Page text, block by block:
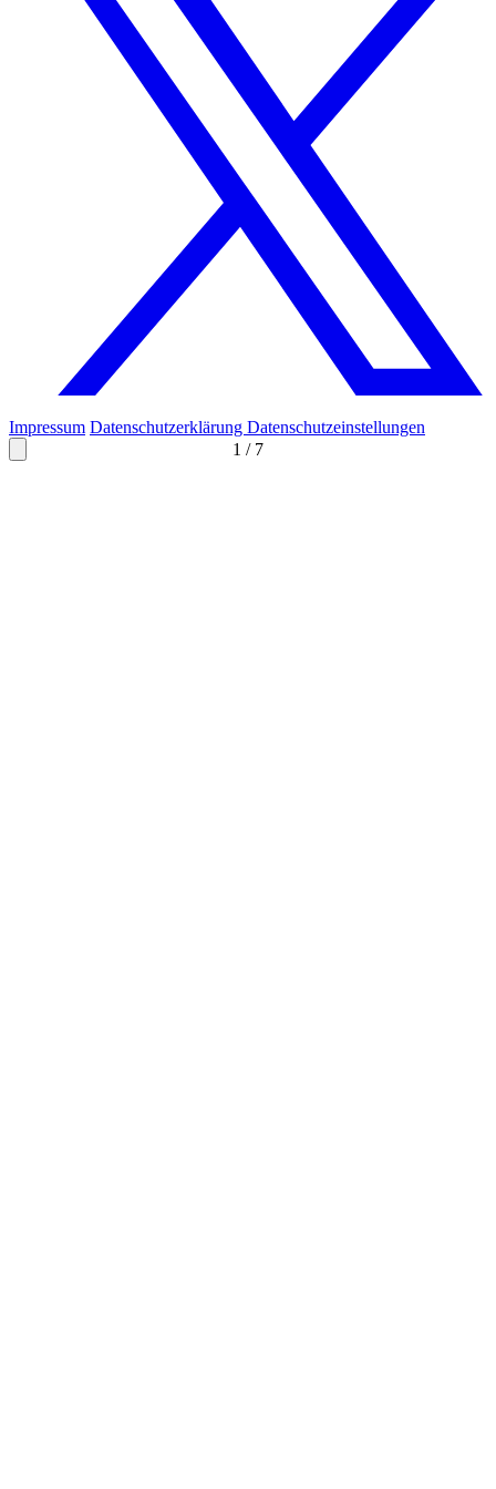
1 / 7
Impressum Datenschutzerklärung Datenschutzeinstellungen